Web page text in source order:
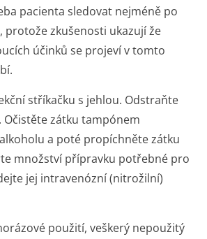
pacienta sledovat nejméně po
protože zkušenosti ukazují že
účinků se projeví v tomto
stříkačku s jehlou. Odstraňte
Očistěte zátku tampónem
a poté propíchněte zátku
množství přípravku potřebné pro
jej intravenózní (nitrožilní)
použití, veškerý nepoužitý